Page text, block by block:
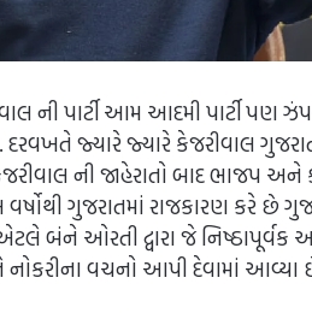
ની પાર્ટી આમ આદમી પાર્ટી પણ
દરવખતે જ્યારે જ્યારે કેજરીવાલ
ની જાહેરાતો બાદ ભાજપ અને
ગુજરાતમાં રાજકારણ કરે છે
ઓરતી દ્વારા જે નિષ્ઠાપૂર્વક
નોકરીના વચનો આપી દેવામાં આવ્યા